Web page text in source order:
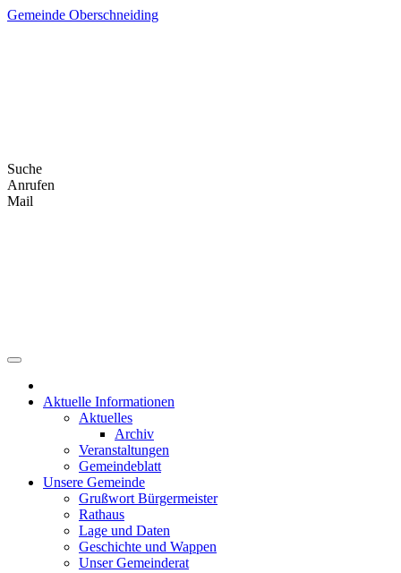
Skip
Gemeinde Oberschneiding
Suche
Anrufen
Mail
Aktuelle Informationen
Aktuelles
Archiv
Veranstaltungen
Gemeindeblatt
Unsere Gemeinde
Grußwort Bürgermeister
Rathaus
Lage und Daten
Geschichte und Wappen
Unser Gemeinderat